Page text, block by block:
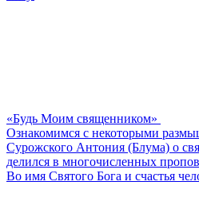
«Будь Моим священником»
Ознакомимся с некоторыми
Сурожского Антония (Блума) о
делился в многочисленных
Во имя Святого Бога и счастья